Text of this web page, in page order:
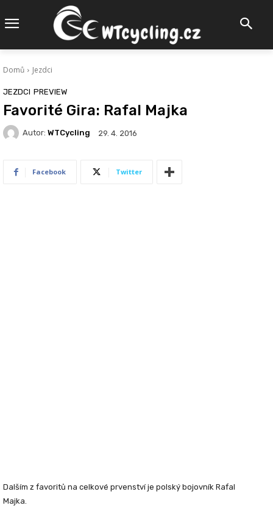
Domů Jezdci
JEZDCI PREVIEW
Favorité Gira: Rafal Majka
Autor: WTCycling 29. 4. 2016
Facebook Twitter
Dalším z favoritů na celkové prvenství je polský bojovník Rafal
Majka